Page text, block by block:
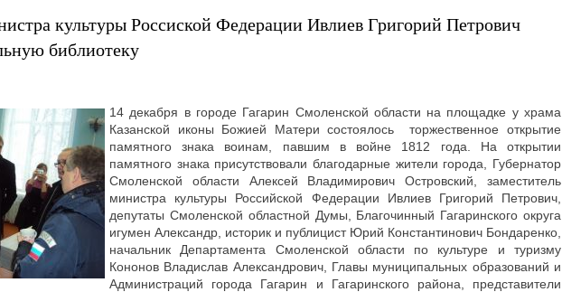
культуры Россиской Федерации Ивлиев Григорий Петрович
библиотеку
14 декабря в городе Гагарин Смоленской области на площадке у храма
Казанской иконы Божией Матери состоялось торжественное открытие
памятного знака воинам, павшим в войне 1812 года. На открытии
памятного знака присутствовали благодарные жители города, Губернатор
Смоленской области Алексей Владимирович Островский, заместитель
министра культуры Российской Федерации Ивлиев Григорий Петрович,
депутаты Смоленской областной Думы, Благочинный Гагаринского округа
игумен Александр, историк и публицист Юрий Константинович Бондаренко,
начальник Департамента Смоленской области по культуре и туризму
Кононов Владислав Александрович, Главы муниципальных образований и
Администраций города Гагарин и Гагаринского района, представители